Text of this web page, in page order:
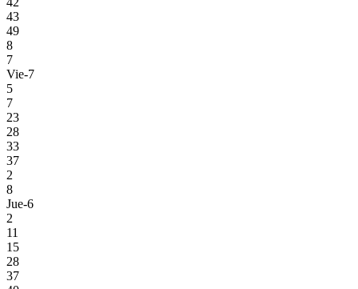
43
49
8
7
Vie-7
5
7
23
28
33
37
2
8
Jue-6
2
11
15
28
37